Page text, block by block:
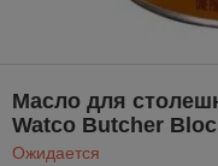
Масло для
Watco Butcher
Ожидается